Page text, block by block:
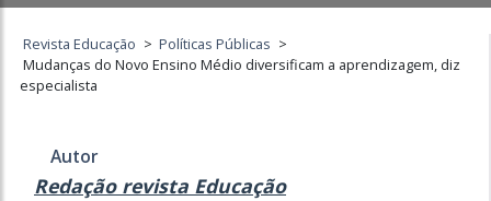
Revista Educação > Políticas Públicas >
Mudanças do Novo Ensino Médio diversificam a aprendizagem, diz
especialista
Autor
Redação revista Educação